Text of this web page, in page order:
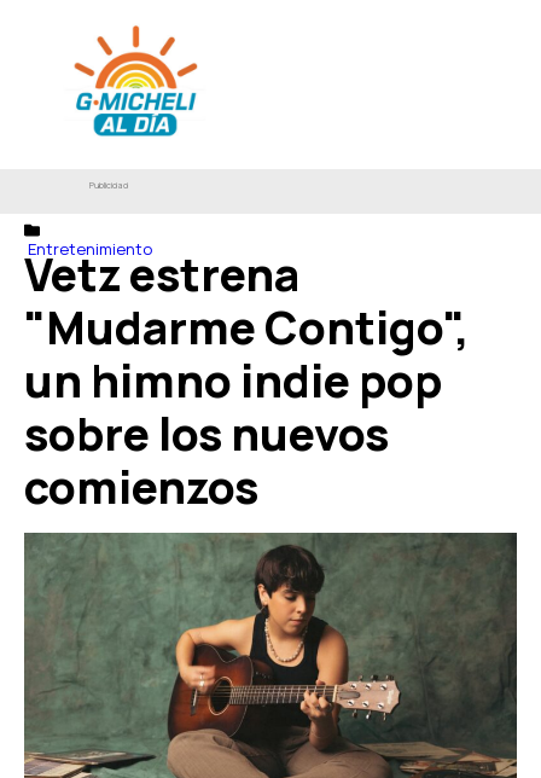
Publicidad
Entretenimiento
Vetz estrena
"Mudarme Contigo",
un himno indie pop
sobre los nuevos
comienzos